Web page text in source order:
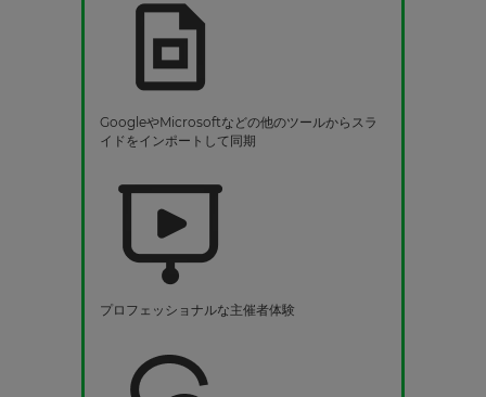
GoogleやMicrosoftなどの他のツールからスラ
イドをインポートして同期
プロフェッショナルな主催者体験